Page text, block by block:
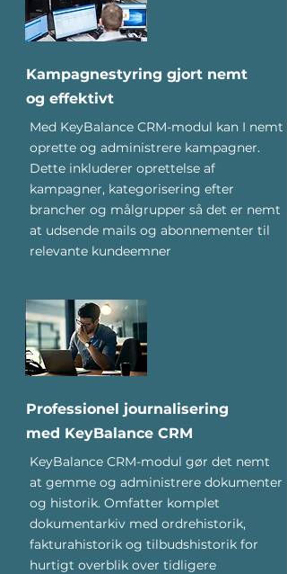
Kampagnestyring gjort nemt
og effektivt
Med KeyBalance CRM-modul kan I nemt
oprette og administrere kampagner.
Dette inkluderer oprettelse af
kampagner, kategorisering efter
brancher og målgrupper så det er nemt
at udsende mails og abonnementer til
relevante kundeemner
Professionel journalisering
med KeyBalance CRM
KeyBalance CRM-modul gør det nemt
at gemme og administrere dokumenter
og historik. Omfatter komplet
dokumentarkiv med ordrehistorik,
fakturahistorik og tilbudshistorik for
hurtigt overblik over tidligere